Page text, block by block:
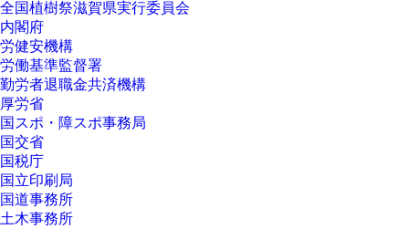
全国植樹祭滋賀県実行委員会
内閣府
労健安機構
労働基準監督署
勤労者退職金共済機構
厚労省
国スポ・障スポ事務局
国交省
国税庁
国立印刷局
国道事務所
土木事務所